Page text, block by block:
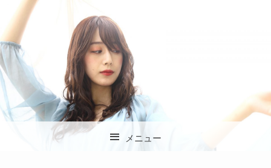
杉並区方南町の美容
室 SOLA (ソラ)
メニュー